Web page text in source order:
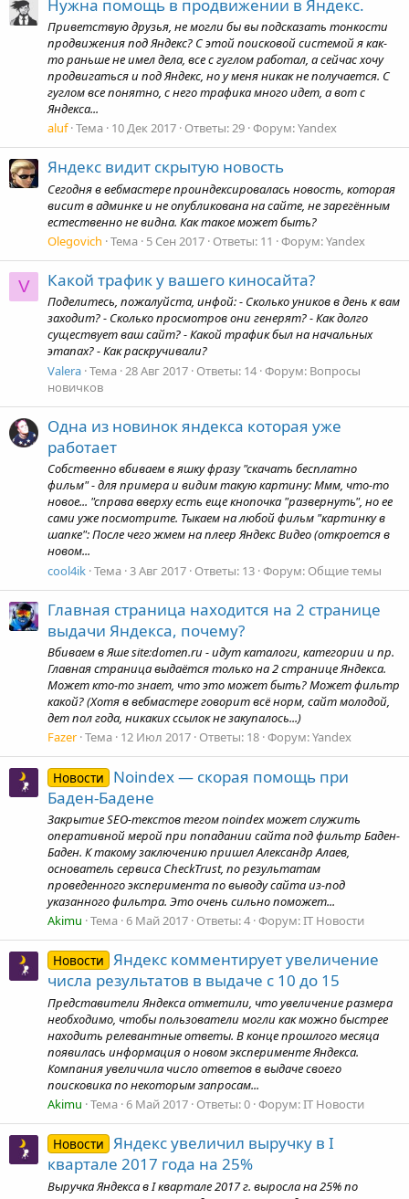
Нужна помощь в продвижении в Яндекс.
Приветствую друзья, не могли бы вы подсказать тонкости
продвижения под Яндекс? С этой поисковой системой я как-
то раньше не имел дела, все с гуглом работал, а сейчас хочу
продвигаться и под Яндекс, но у меня никак не получается. С
гуглом все понятно, с него трафика много идет, а вот с
Яндекса...
aluf Тема 10 Дек 2017 Ответы: 29 Форум:Yandex
Яндекс видит скрытую новость
Сегодня в вебмастере проиндексировалась новость, которая
висит в админке и не опубликована на сайте, не зарегённым
естественно не видна. Как такое может быть?
Olegovich Тема 5 Сен 2017 Ответы: 11 Форум:Yandex
V Какой трафик у вашего киносайта?
Поделитесь, пожалуйста, инфой: - Сколько уников в день к вам
заходит? - Сколько просмотров они генерят? - Как долго
существует ваш сайт? - Какой трафик был на начальных
этапах? - Как раскручивали?
Valera Тема 28 Авг 2017 Ответы: 14 Форум: Вопросы
новичков
Одна из новинок яндекса которая уже
работает
Собственно вбиваем в яшку фразу "скачать бесплатно
фильм" - для примера и видим такую картину: Ммм, что-то
новое... "справа вверху есть еще кнопочка "развернуть", но ее
сами уже посмотрите. Тыкаем на любой фильм "картинку в
шапке": После чего жмем на плеер Яндекс Видео (откроется в
новом...
cool4ik Тема 3 Авг 2017 Ответы: 13 Форум: Общие темы
Главная страница находится на 2 странице
выдачи Яндекса, почему?
Вбиваем в Яше site:domen.ru - идут каталоги, категории и пр.
Главная страница выдаётся только на 2 странице Яндекса.
Может кто-то знает, что это может быть? Может фильтр
какой? (Хотя в вебмастере говорит всё норм, сайт молодой,
дет пол года, никаких ссылок не закупалось...)
Fazer Тема 12 Июл 2017 Ответы: 18 Форум:Yandex
Новости
Noindex — скорая помощь при
Баден-Бадене
Закрытие SEO-текстов тегом noindex может служить
оперативной мерой при попадании сайта под фильтр Баден-
Баден. К такому заключению пришел Александр Алаев,
основатель сервиса CheckTrust, по результатам
проведенного эксперимента по выводу сайта из-под
указанного фильтра. Это очень сильно поможет...
Akimu Тема 6 Май 2017 Ответы: 4 Форум:IT Новости
Новости Яндекс комментирует увеличение
числа результатов в выдаче с 10 до 15
Представители Яндекса отметили, что увеличение размера
необходимо, чтобы пользователи могли как можно быстрее
находить релевантные ответы. В конце прошлого месяца
появилась информация о новом эксперименте Яндекса.
Компания увеличила число ответов в выдаче своего
поисковика по некоторым запросам...
Akimu Тема 6 Май 2017 Ответы: 0 Форум:IT Новости
Новости Яндекс увеличил выручку в I
квартале 2017 года на 25%
Выручка Яндекса в I квартале 2017 г. выросла на 25% по